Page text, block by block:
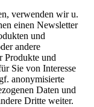
verwenden wir u.
einen Newsletter
und
andere
Produkte und
Sie von Interesse
anonymisierte
Daten und
Dritte weiter.